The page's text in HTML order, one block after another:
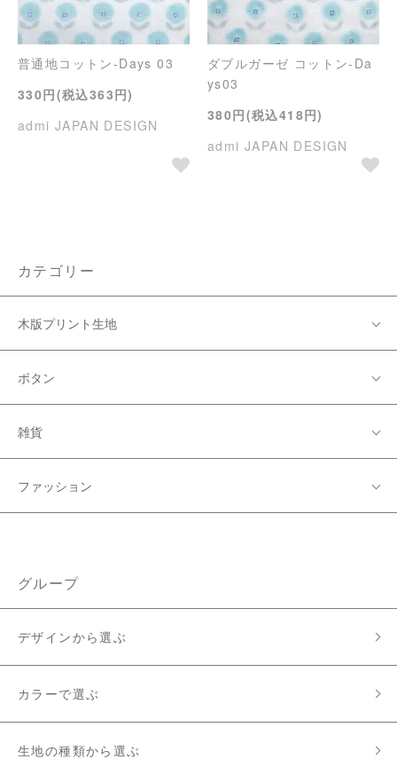
普通地コットン-Days 03
330円(税込363円)
admi JAPAN DESIGN
ダブルガーゼ コットン-Da
ys03
380円(税込418円)
admi JAPAN DESIGN
カテゴリー
木版プリント生地
ボタン
雑貨
ファッション
グループ
デザインから選ぶ
カラーで選ぶ
生地の種類から選ぶ